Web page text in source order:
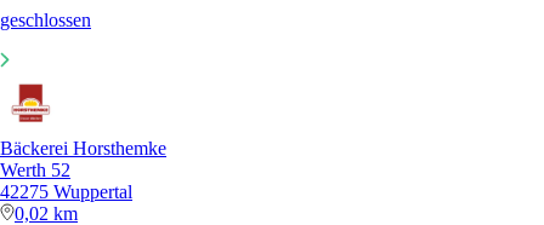
geschlossen
Bäckerei Horsthemke
Werth 52
42275 Wuppertal
0,02 km